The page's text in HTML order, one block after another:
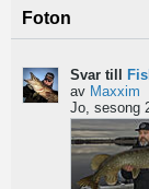
Foton
Svar till
av Maxxim